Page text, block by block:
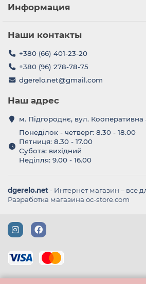
Информация
Наши контакты
+380 (66) 401-23-20
+380 (96) 278-78-75
dgerelo.net@gmail.com
Наш адрес
м. Підгороднє, вул. Кооперативна
Понеділок - четверг: 8.30 - 18.00
Пятниця: 8.30 - 17.00
Субота: вихідний
Неділля: 9.00 - 16.00
dgerelo.net- Интернет магазин – все
Разработка магазина oc-store.com